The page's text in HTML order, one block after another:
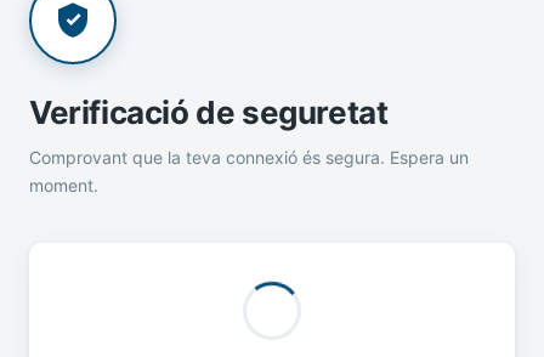
Verificació de seguretat
Comprovant que la teva connexió és segura. Espera un
moment.